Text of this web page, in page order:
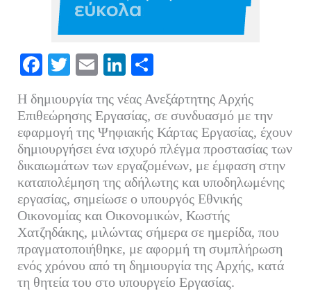
Fa
bo
ok
T
wi
tte
r
E
ail
Li
nk
ed
In
οι
ρ
α
στ
εί
τε
Η δημιουργία της νέας Ανεξάρτητης Αρχής
Επιθεώρησης Εργασίας, σε συνδυασμό με την
εφαρμογή της Ψηφιακής Κάρτας Εργασίας, έχουν
δημιουργήσει ένα ισχυρό πλέγμα προστασίας των
δικαιωμάτων των εργαζομένων, με έμφαση στην
καταπολέμηση της αδήλωτης και υποδηλωμένης
εργασίας, σημείωσε ο υπουργός Εθνικής
Οικονομίας και Οικονομικών, Κωστής
Χατζηδάκης, μιλώντας σήμερα σε ημερίδα, που
πραγματοποιήθηκε, με αφορμή τη συμπλήρωση
ενός χρόνου από τη δημιουργία της Αρχής, κατά
τη θητεία του στο υπουργείο Εργασίας.